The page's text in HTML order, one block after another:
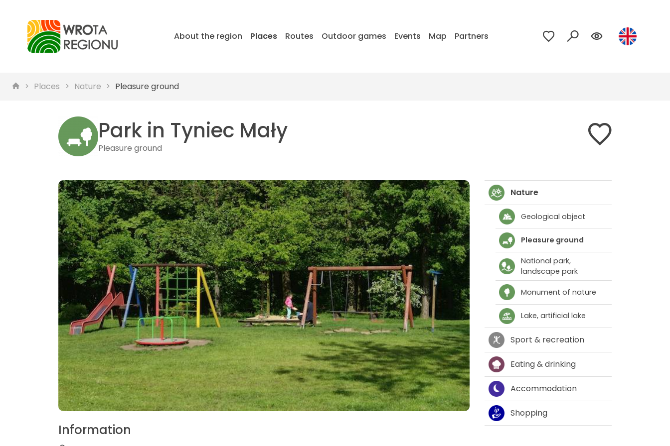
About the region Places Routes Outdoor games Events Map Partners
Places Nature Pleasure ground
Park in Tyniec Mały
Pleasure ground
Information
Nature
Geological object
Pleasure ground
National park,
landscape park
Monument of nature
Lake, artificial lake
Sport & recreation
Eating & drinking
Accommodation
Shopping